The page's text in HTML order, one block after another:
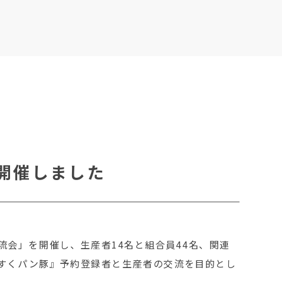
催しました
」を開催し、生産者14名と組合員44名、関連
パン豚』予約登録者と生産者の交流を目的とし